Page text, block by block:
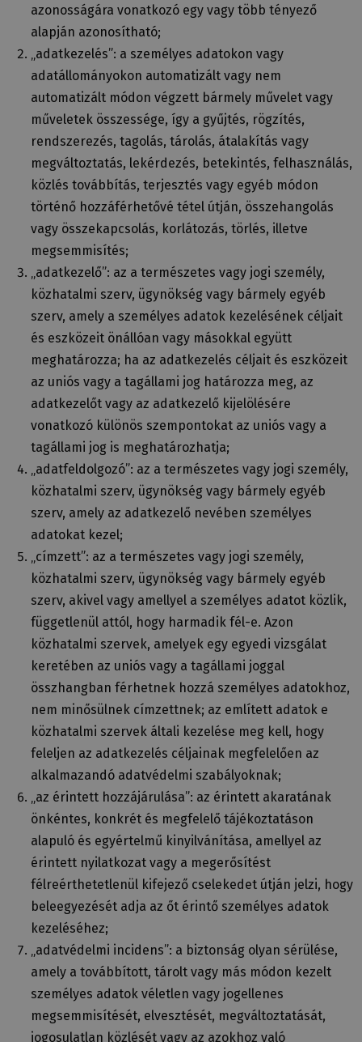
azonosságára vonatkozó egy vagy több tényező
alapján azonosítható;
„adatkezelés”: a személyes adatokon vagy
adatállományokon automatizált vagy nem
automatizált módon végzett bármely művelet vagy
műveletek összessége, így a gyűjtés, rögzítés,
rendszerezés, tagolás, tárolás, átalakítás vagy
megváltoztatás, lekérdezés, betekintés, felhasználás,
közlés továbbítás, terjesztés vagy egyéb módon
történő hozzáférhetővé tétel útján, összehangolás
vagy összekapcsolás, korlátozás, törlés, illetve
megsemmisítés;
„adatkezelő”: az a természetes vagy jogi személy,
közhatalmi szerv, ügynökség vagy bármely egyéb
szerv, amely a személyes adatok kezelésének céljait
és eszközeit önállóan vagy másokkal együtt
meghatározza; ha az adatkezelés céljait és eszközeit
az uniós vagy a tagállami jog határozza meg, az
adatkezelőt vagy az adatkezelő kijelölésére
vonatkozó különös szempontokat az uniós vagy a
tagállami jog is meghatározhatja;
„adatfeldolgozó”: az a természetes vagy jogi személy,
közhatalmi szerv, ügynökség vagy bármely egyéb
szerv, amely az adatkezelő nevében személyes
adatokat kezel;
„címzett”: az a természetes vagy jogi személy,
közhatalmi szerv, ügynökség vagy bármely egyéb
szerv, akivel vagy amellyel a személyes adatot közlik,
függetlenül attól, hogy harmadik fél-e. Azon
közhatalmi szervek, amelyek egy egyedi vizsgálat
keretében az uniós vagy a tagállami joggal
összhangban férhetnek hozzá személyes adatokhoz,
nem minősülnek címzettnek; az említett adatok e
közhatalmi szervek általi kezelése meg kell, hogy
feleljen az adatkezelés céljainak megfelelően az
alkalmazandó adatvédelmi szabályoknak;
„az érintett hozzájárulása”: az érintett akaratának
önkéntes, konkrét és megfelelő tájékoztatáson
alapuló és egyértelmű kinyilvánítása, amellyel az
érintett nyilatkozat vagy a megerősítést
félreérthetetlenül kifejező cselekedet útján jelzi, hogy
beleegyezését adja az őt érintő személyes adatok
kezeléséhez;
„adatvédelmi incidens”: a biztonság olyan sérülése,
amely a továbbított, tárolt vagy más módon kezelt
személyes adatok véletlen vagy jogellenes
megsemmisítését, elvesztését, megváltoztatását,
jogosulatlan közlését vagy az azokhoz való